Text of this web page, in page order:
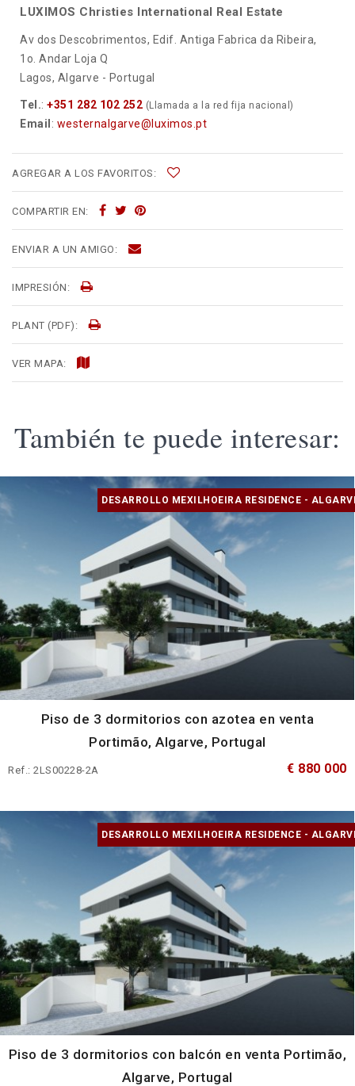
LUXIMOS Christies International Real Estate
Av dos Descobrimentos, Edif. Antiga Fabrica da Ribeira,
1o. Andar Loja Q
Lagos, Algarve - Portugal
Tel.: +351 282 102 252 (Llamada a la red fija nacional)
Email : westernalgarve@luximos.pt
AGREGAR A LOS FAVORITOS:
COMPARTIR EN:
ENVIAR A UN AMIGO:
IMPRESIÓN:
PLANT (PDF):
VER MAPA:
También te puede interesar:
DESARROLLO MEXILHOEIRA RESIDENCE -
Piso de 3 dormitorios con azotea en venta
Portimão, Algarve, Portugal
Ref.: 2LS00228-2A € 880 000
DESARROLLO MEXILHOEIRA RESIDENCE -
Piso de 3 dormitorios con balcón en venta Portimão,
Algarve, Portugal